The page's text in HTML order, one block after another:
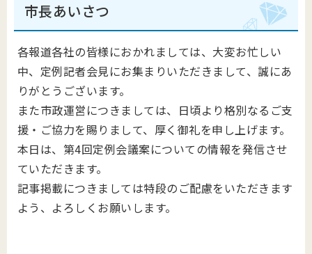
市長あいさつ
各報道各社の皆様におかれましては、大変お忙しい
中、定例記者会見にお集まりいただきまして、誠にあ
りがとうございます。
また市政運営につきましては、日頃より格別なるご支
援・ご協力を賜りまして、厚く御礼を申し上げます。
本日は、第4回定例会議案についての情報を発信させ
ていただきます。
記事掲載につきましては特段のご配慮をいただきます
よう、よろしくお願いします。